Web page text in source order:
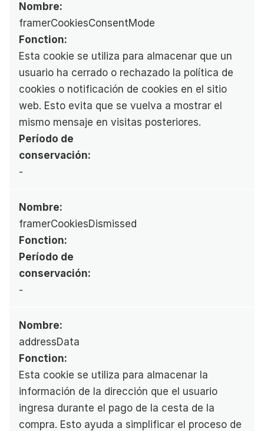
Nombre:
framerCookiesConsentMode
Fonction:
Esta cookie se utiliza para almacenar que un
usuario ha cerrado o rechazado la política de
cookies o notificación de cookies en el sitio
web. Esto evita que se vuelva a mostrar el
mismo mensaje en visitas posteriores.
Período de
conservación:
-
Nombre:
framerCookiesDismissed
Fonction:
Período de
conservación:
-
Nombre:
addressData
Fonction:
Esta cookie se utiliza para almacenar la
información de la dirección que el usuario
ingresa durante el pago de la cesta de la
compra. Esto ayuda a simplificar el proceso de